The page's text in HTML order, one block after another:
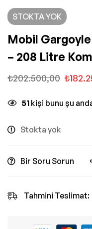
STOKTA YOK
Mobil
– 208 Litre
₺202.500,00 ₺
51 kişi bunu şu
Stokta yok
Bir Soru Sorun
Tahmini Teslimat: